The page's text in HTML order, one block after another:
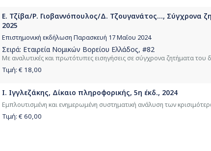
Ε. Τζίβα/Ρ. Γιοβαννόπουλος/Δ. Τζουγανάτος..., Σύγχρονα
2025
Επιστημονική εκδήλωση Παρασκευή 17 Μαΐου 2024
Σειρά: Εταιρεία Νομικών Βορείου Ελλάδος, #82
Με αναλυτικές και πρωτότυπες εισηγήσεις σε σύγχρονα ζητήματα του
Τιμή: € 18,00
Ι. Ιγγλεζάκης, Δίκαιο πληροφορικής, 5η έκδ., 2024
Εμπλουτισμένη και ενημερωμένη συστηματική ανάλυση των
Τιμή: € 60,00